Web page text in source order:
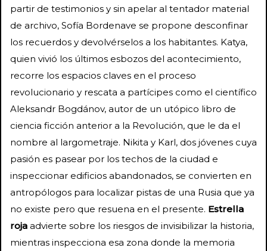
partir de testimonios y sin apelar al tentador material
de archivo, Sofía Bordenave se propone desconfinar
los recuerdos y devolvérselos a los habitantes. Katya,
quien vivió los últimos esbozos del acontecimiento,
recorre los espacios claves en el proceso
revolucionario y rescata a partícipes como el científico
Aleksandr Bogdánov, autor de un utópico libro de
ciencia ficción anterior a la Revolución, que le da el
nombre al largometraje. Nikita y Karl, dos jóvenes cuya
pasión es pasear por los techos de la ciudad e
inspeccionar edificios abandonados, se convierten en
antropólogos para localizar pistas de una Rusia que ya
no existe pero que resuena en el presente. Estrella
roja advierte sobre los riesgos de invisibilizar la historia,
mientras inspecciona esa zona donde la memoria